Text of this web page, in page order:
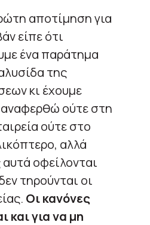
αποτίμηση για
είπε ότι
ένα παράτημα
της
κι έχουμε
αναφερθώ ούτε στη
ούτε στο
αλλά
οφείλονται
τηρούνται οι
Οι κανόνες
και για να μη